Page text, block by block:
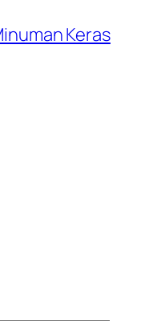
Keras